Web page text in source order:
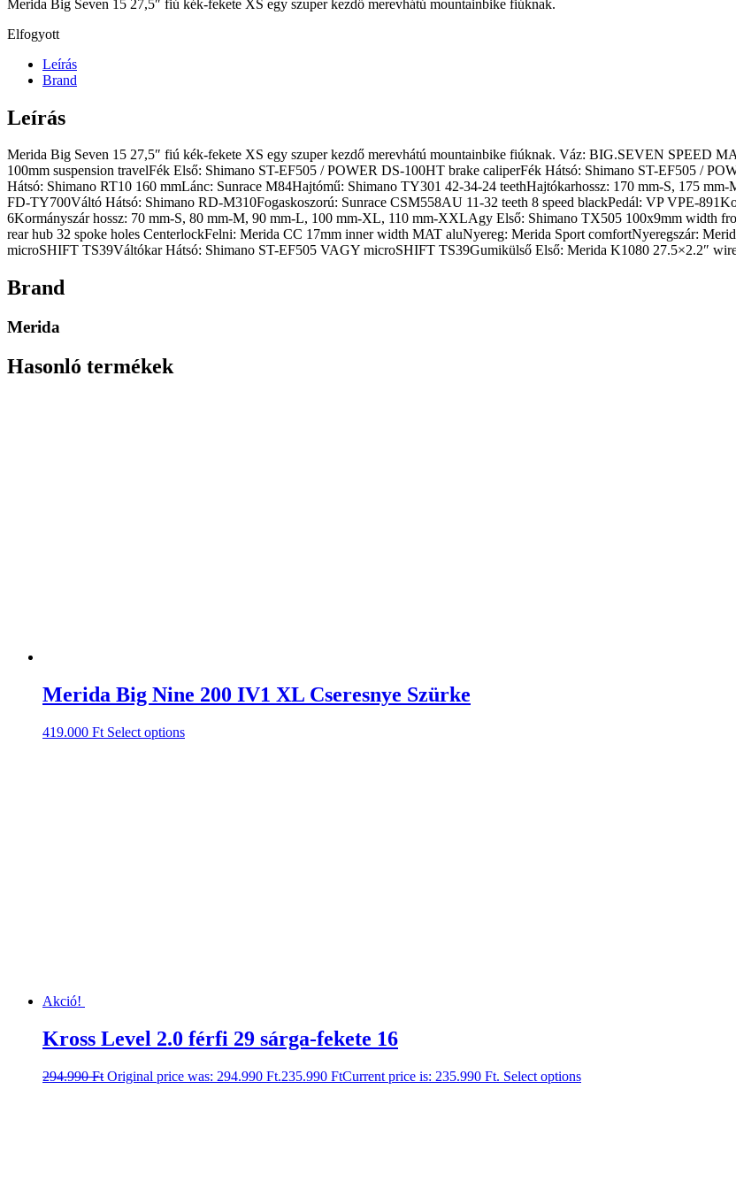
Merida Big Seven 15 27,5″ fiú kék-fekete XS egy szuper kezdő merevhátú mountainbike fiúknak.
Elfogyott
Leírás
Brand
Leírás
Merida Big Seven 15 27,5″ fiú kék-fekete XS egy szuper kezdő merevhátú mountainbike fiúknak. Váz: BIG.SEVEN SPEED
100mm suspension travelFék Első: Shimano ST-EF505 / POWER DS-100HT brake caliperFék Hátsó: Shimano ST-EF505 /
Hátsó: Shimano RT10 160 mmLánc: Sunrace M84Hajtómű: Shimano TY301 42-34-24 teethHajtókarhossz: 170 mm-S, 175
FD-TY700Váltó Hátsó: Shimano RD-M310Fogaskoszorú: Sunrace CSM558AU 11-32 teeth 8 speed blackPedál: VP VPE-
6Kormányszár hossz: 70 mm-S, 80 mm-M, 90 mm-L, 100 mm-XL, 110 mm-XXLAgy Első: Shimano TX505 100x9mm width
rear hub 32 spoke holes CenterlockFelni: Merida CC 17mm inner width MAT aluNyereg: Merida Sport comfortNyeregszár:
microSHIFT TS39Váltókar Hátsó: Shimano ST-EF505 VAGY microSHIFT TS39Gumikülső Első: Merida K1080 27.5×2.2″
Brand
Merida
Hasonló termékek
Merida Big Nine 200 IV1 XL Cseresnye Szürke
419.000 Ft Select options
Akció!
Kross Level 2.0 férfi 29 sárga-fekete 16
294.990Ft Original price was: 294.990 Ft.235.990 FtCurrent price is: 235.990 Ft. Select options